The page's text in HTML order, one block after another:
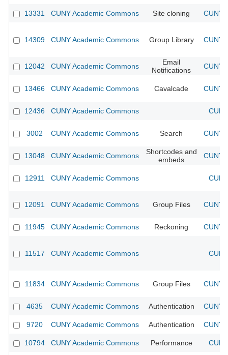
13331 CUNY Academic Commons Site cloning CUNY
14309 CUNY Academic Commons Group Library CUNY
12042 CUNY Academic Commons
Email
Notifications
CUNY
13466 CUNY Academic Commons Cavalcade CUNY
12436 CUNY Academic Commons
3002 CUNY Academic Commons Search CUNY
13048 CUNY Academic Commons
Shortcodes and
embeds
CUNY
12911 CUNY Academic Commons
12091 CUNY Academic Commons Group Files CUNY
11945 CUNY Academic Commons Reckoning CUNY
11517 CUNY Academic Commons
11834 CUNY Academic Commons Group Files CUNY
4635 CUNY Academic Commons Authentication CUNY
9720 CUNY Academic Commons Authentication CUNY
10794 CUNY Academic Commons Performance